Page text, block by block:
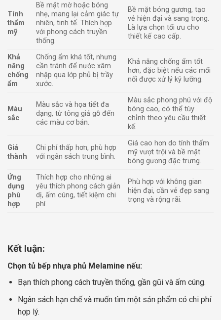
Tính
thẩm
mỹ
Bề mặt mờ hoặc bóng
nhẹ, mang lại cảm giác tự
nhiên, tinh tế. Thích hợp
với phong cách truyền
thống.
Bề mặt bóng gương, tạo
vẻ hiện đại và sang trọng.
Là lựa chọn tối ưu cho
thiết kế cao cấp.
Khả
năng
chống
ẩm
Chống ẩm khá tốt, nhưng
cần tránh để nước xâm
nhập qua lớp phủ bị trầy
xước.
Khả năng chống ẩm tốt
hơn, đặc biệt nếu các mối
nối được xử lý kỹ lưỡng.
Màu
sắc
Màu sắc và họa tiết đa
dạng, từ tông giả gỗ đến
các màu cơ bản.
Màu sắc phong phú với độ
bóng cao, có thể tùy
chỉnh theo yêu cầu thiết
kế.
Giá
thành
Chi phí thấp hơn, phù hợp
với ngân sách trung bình.
Giá cao hơn do tính thẩm
mỹ vượt trội và bề mặt
bóng gương đặc trưng.
Ứng
dụng
phù
hợp
Thích hợp cho những ai
yêu thích phong cách giản
dị, ấm cúng, tiết kiệm chi
phí.
Phù hợp với không gian
hiện đại, cần vẻ đẹp sang
trọng và rộng rãi.
Kết luận:
Chọn tủ bếp nhựa phủ Melamine nếu:
Bạn thích phong cách truyền thống, gần gũi và ấm cúng.
Ngân sách hạn chế và muốn tìm một sản phẩm có chi phí
hợp lý.